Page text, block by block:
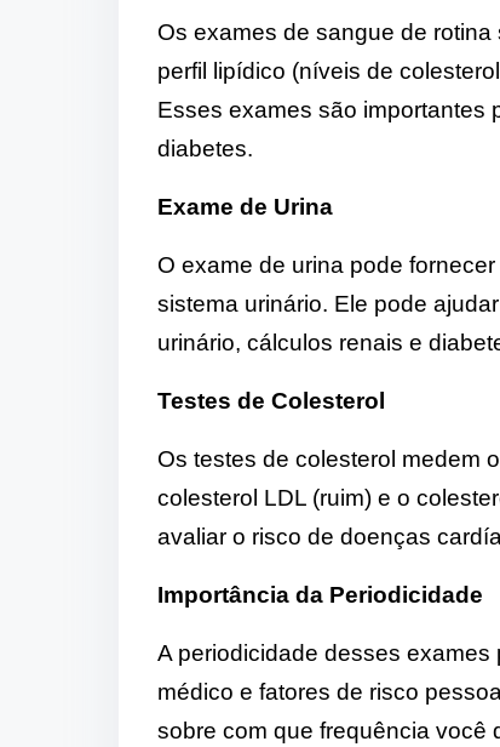
Os exames de sangue de
perfil lipídico (níveis de
Esses exames são importantes
diabetes.
Exame de Urina
O exame de urina pode
sistema urinário. Ele pode
urinário, cálculos renais e
Testes de Colesterol
Os testes de colesterol medem
colesterol LDL (ruim) e o
avaliar o risco de doenças
Importância da Periodicidade
A periodicidade desses
médico e fatores de risco
sobre com que frequência você